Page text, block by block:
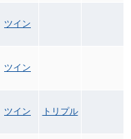
ツイン
ツイン
ツイン トリプル